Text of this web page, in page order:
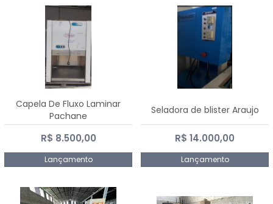
Capela De Fluxo Laminar
Pachane
R$ 8.500,00
Lançamento
Seladora de blister Araujo
R$ 14.000,00
Lançamento